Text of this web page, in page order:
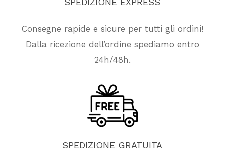
Consegne rapide e sicure per tutti gli ordini!
Dalla ricezione dell’ordine spediamo entro
24h/48h.
SPEDIZIONE GRATUITA